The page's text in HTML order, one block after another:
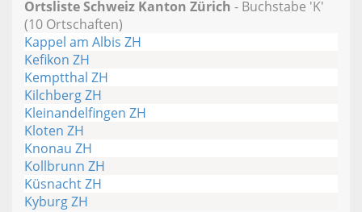
Ortsliste Schweiz Kanton Zürich - Buchstabe 'K'
(10 Ortschaften)
Kappel am Albis ZH
Kefikon ZH
Kemptthal ZH
Kilchberg ZH
Kleinandelfingen ZH
Kloten ZH
Knonau ZH
Kollbrunn ZH
Küsnacht ZH
Kyburg ZH